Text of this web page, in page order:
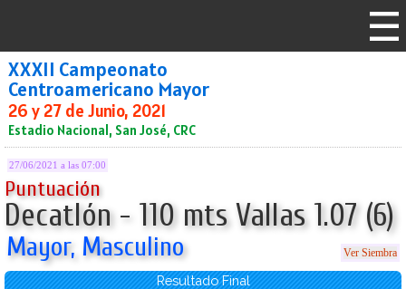
XXXII Campeonato
Centroamericano Mayor
26 y 27 de Junio, 2021
Estadio Nacional, San José, CRC
27/06/2021 a las 07:00
Puntuación
Decatlón - 110 mts Vallas 1.07 (6)
Mayor, Masculino Ver Siembra
Resultado Final